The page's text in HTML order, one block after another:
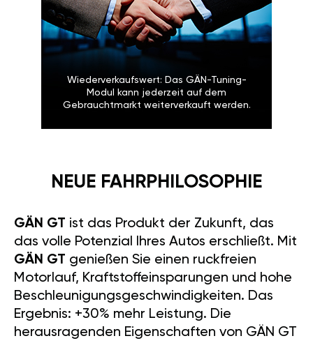
Wiederverkaufswert: Das GÄN-Tuning-
Modul kann jederzeit auf dem
Gebrauchtmarkt weiterverkauft werden.
NEUE FAHRPHILOSOPHIE
GÄN GT ist das Produkt der Zukunft, das
das volle Potenzial Ihres Autos erschließt. Mit
GÄN GT genießen Sie einen ruckfreien
Motorlauf, Kraftstoffeinsparungen und hohe
Beschleunigungsgeschwindigkeiten. Das
Ergebnis: +30% mehr Leistung. Die
herausragenden Eigenschaften von GÄN GT